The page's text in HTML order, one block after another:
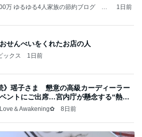
万 ゆるゆる4人家族の節約ブログ 〜
1日前
せんべいをくれたお店の人
ックス 1日前
》瑶子さま 懇意の高級カーディーラー
ントにご出席…宮内庁が懸念する“熱心
＆Awakening✿ 8日前